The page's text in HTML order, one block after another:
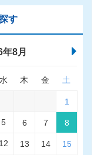
す
8月
水 木 金 土
1
5 6 7 8
12 13 14 15